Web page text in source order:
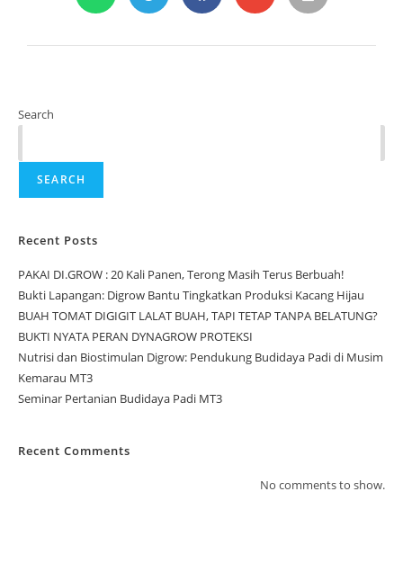
Search
SEARCH
Recent Posts
PAKAI DI.GROW : 20 Kali Panen, Terong Masih Terus Berbuah!
Bukti Lapangan: Digrow Bantu Tingkatkan Produksi Kacang Hijau
BUAH TOMAT DIGIGIT LALAT BUAH, TAPI TETAP TANPA BELATUNG?
BUKTI NYATA PERAN DYNAGROW PROTEKSI
Nutrisi dan Biostimulan Digrow: Pendukung Budidaya Padi di Musim
Kemarau MT3
Seminar Pertanian Budidaya Padi MT3
Recent Comments
No comments to show.